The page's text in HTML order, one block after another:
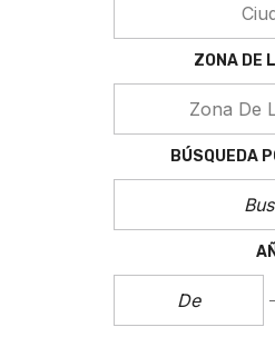
ZONA DE
Zona De
BÚSQUEDA